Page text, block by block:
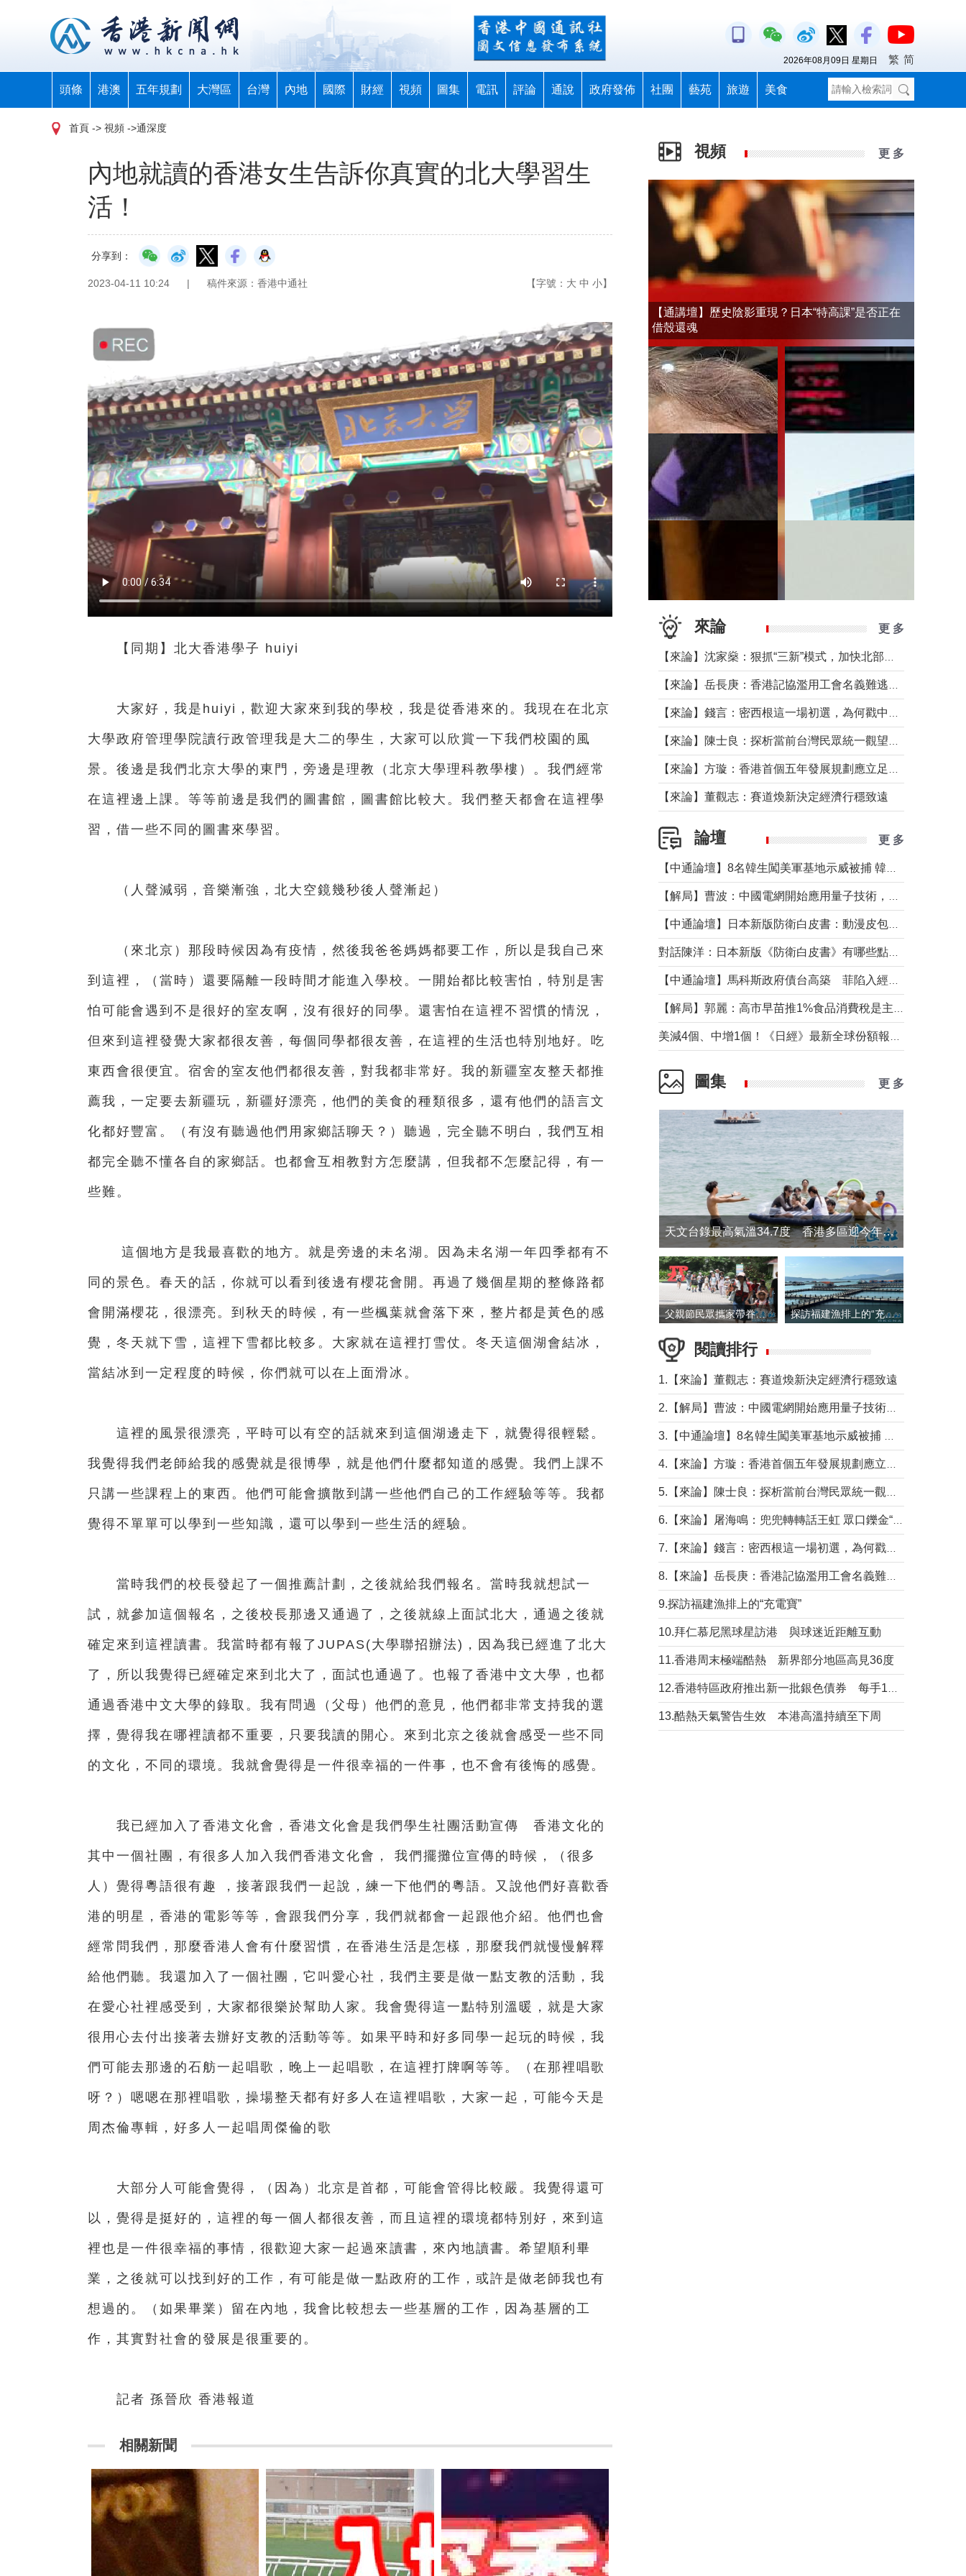
頭條 港澳 五年規劃 大灣區 台灣 內地 國際 財經 視頻 圖集 電訊 評論 通說 政府發佈 社團 藝苑 旅遊 美食
2026年08月09日 星期日 繁 简
首頁 -> 視頻 ->通深度
內地就讀的香港女生告訴你真實的北大學習生
活！
分享到：
2023-04-11 10:24 | 稿件來源：香港中通社 【字號： 大 中 小】
【同期】北大香港學子 huiyi
大家好，我是huiyi，歡迎大家來到我的學校，我是從香港來的。我現在在北京
大學政府管理學院讀行政管理我是大二的學生，大家可以欣賞一下我們校園的風
景。後邊是我們北京大學的東門，旁邊是理教（北京大學理科教學樓）。我們經常
在這裡邊上課。等等前邊是我們的圖書館，圖書館比較大。我們整天都會在這裡學
習，借一些不同的圖書來學習。
（人聲減弱，音樂漸強，北大空鏡幾秒後人聲漸起）
（來北京）那段時候因為有疫情，然後我爸爸媽媽都要工作，所以是我自己來
到這裡，（當時）還要隔離一段時間才能進入學校。一開始都比較害怕，特別是害
怕可能會遇到不是很好的室友啊，沒有很好的同學。還害怕在這裡不習慣的情況，
但來到這裡發覺大家都很友善，每個同學都很友善，在這裡的生活也特別地好。吃
東西會很便宜。宿舍的室友他們都很友善，對我都非常好。我的新疆室友整天都推
薦我，一定要去新疆玩，新疆好漂亮，他們的美食的種類很多，還有他們的語言文
化都好豐富。（有沒有聽過他們用家鄉話聊天？）聽過，完全聽不明白，我們互相
都完全聽不懂各自的家鄉話。也都會互相教對方怎麼講，但我都不怎麼記得，有一
些難。
這個地方是我最喜歡的地方。就是旁邊的未名湖。因為未名湖一年四季都有不
同的景色。春天的話，你就可以看到後邊有櫻花會開。再過了幾個星期的整條路都
會開滿櫻花，很漂亮。到秋天的時候，有一些楓葉就會落下來，整片都是黃色的感
覺，冬天就下雪，這裡下雪都比較多。大家就在這裡打雪仗。冬天這個湖會結冰，
當結冰到一定程度的時候，你們就可以在上面滑冰。
這裡的風景很漂亮，平時可以有空的話就來到這個湖邊走下，就覺得很輕鬆。
我覺得我們老師給我的感覺就是很博學，就是他們什麼都知道的感覺。我們上課不
只講一些課程上的東西。他們可能會擴散到講一些他們自己的工作經驗等等。我都
覺得不單單可以學到一些知識，還可以學到一些生活的經驗。
當時我們的校長發起了一個推薦計劃，之後就給我們報名。當時我就想試一
試，就參加這個報名，之後校長那邊又通過了，之後就線上面試北大，通過之後就
確定來到這裡讀書。我當時都有報了JUPAS(大學聯招辦法)，因為我已經進了北大
了，所以我覺得已經確定來到北大了，面試也通過了。也報了香港中文大學，也都
通過香港中文大學的錄取。我有問過（父母）他們的意見，他們都非常支持我的選
擇，覺得我在哪裡讀都不重要，只要我讀的開心。來到北京之後就會感受一些不同
的文化，不同的環境。我就會覺得是一件很幸福的一件事，也不會有後悔的感覺。
我已經加入了香港文化會，香港文化會是我們學生社團活動宣傳 香港文化的
其中一個社團，有很多人加入我們香港文化會， 我們擺攤位宣傳的時候，（很多
人）覺得粵語很有趣 ，接著跟我們一起說，練一下他們的粵語。又說他們好喜歡香
港的明星，香港的電影等等，會跟我們分享，我們就都會一起跟他介紹。他們也會
經常問我們，那麼香港人會有什麼習慣，在香港生活是怎樣，那麼我們就慢慢解釋
給他們聽。我還加入了一個社團，它叫愛心社，我們主要是做一點支教的活動，我
在愛心社裡感受到，大家都很樂於幫助人家。我會覺得這一點特別溫暖，就是大家
很用心去付出接著去辦好支教的活動等等。如果平時和好多同學一起玩的時候，我
們可能去那邊的石舫一起唱歌，晚上一起唱歌，在這裡打牌啊等等。（在那裡唱歌
呀？）嗯嗯在那裡唱歌，操場整天都有好多人在這裡唱歌，大家一起，可能今天是
周杰倫專輯，好多人一起唱周傑倫的歌
大部分人可能會覺得，（因為）北京是首都，可能會管得比較嚴。我覺得還可
以，覺得是挺好的，這裡的每一個人都很友善，而且這裡的環境都特別好，來到這
裡也是一件很幸福的事情，很歡迎大家一起過來讀書，來內地讀書。希望順利畢
業，之後就可以找到好的工作，有可能是做一點政府的工作，或許是做老師我也有
想過的。（如果畢業）留在內地，我會比較想去一些基層的工作，因為基層的工
作，其實對社會的發展是很重要的。
記者 孫晉欣 香港報道
相關新聞
視頻 更 多
【通講壇】歷史陰影重現？日本“特高課”是否正在
借殼還魂
來論 更 多
【來論】董觀志：賽道煥新決定經濟行穩致遠
論壇 更 多
圖集 更 多
天文台錄最高氣溫34.7度 香港多區迎今年最熱一天
父親節民眾攜家帶眷出遊 探訪福建漁排上的“充電寶”
閱讀排行
1.【來論】董觀志：賽道煥新決定經濟行穩致遠
9.探訪福建漁排上的“充電寶”
10.拜仁慕尼黑球星訪港 與球迷近距離互動
11.香港周末極端酷熱 新界部分地區高見36度
13.酷熱天氣警告生效 本港高溫持續至下周